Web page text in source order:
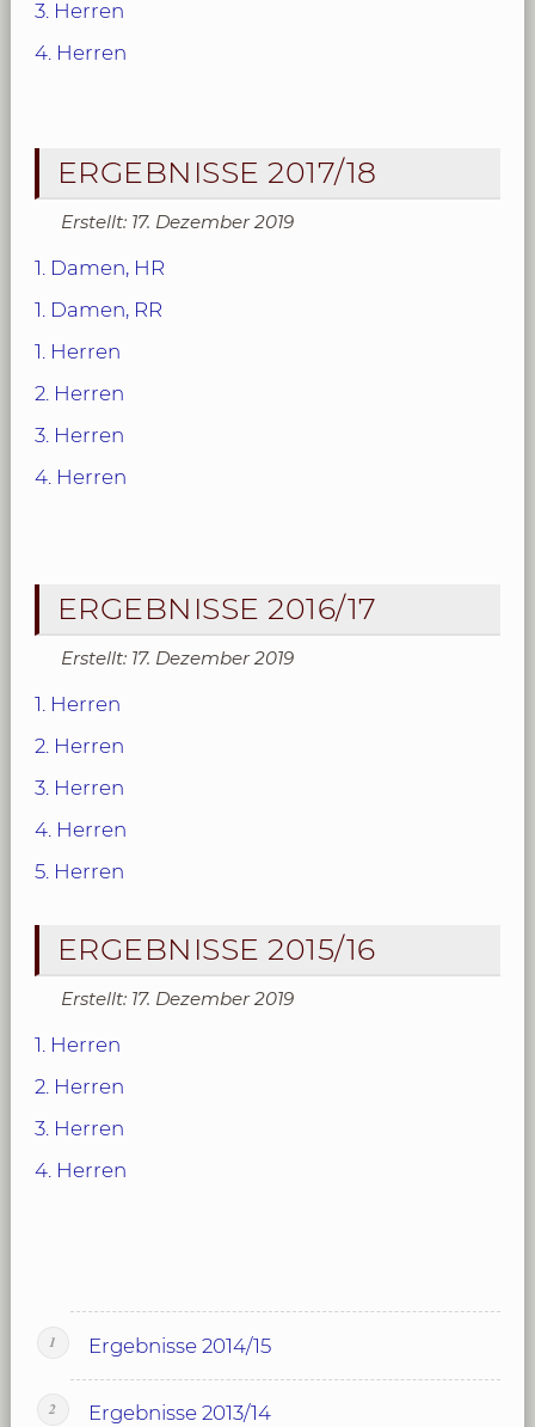
3. Herren
4. Herren
ERGEBNISSE 2017/18
Erstellt: 17. Dezember 2019
1. Damen, HR
1. Damen, RR
1. Herren
2. Herren
3. Herren
4. Herren
ERGEBNISSE 2016/17
Erstellt: 17. Dezember 2019
1. Herren
2. Herren
3. Herren
4. Herren
5. Herren
ERGEBNISSE 2015/16
Erstellt: 17. Dezember 2019
1. Herren
2. Herren
3. Herren
4. Herren
Ergebnisse 2014/15
Ergebnisse 2013/14